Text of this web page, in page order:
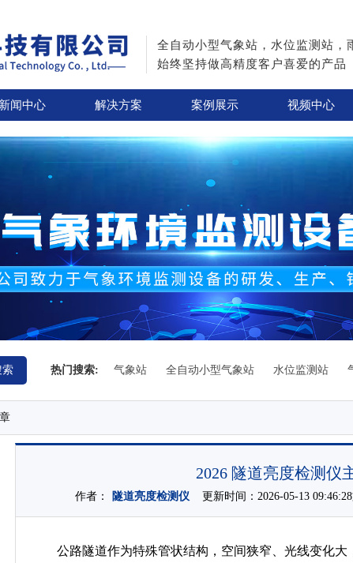
全自动小型气象站，水位监测站，
始终坚持做高精度客户喜爱的产品
新闻中心 解决方案 案例展示 视频中心
热门搜索: 气象站 全自动小型气象站 水位监测站
2026 隧道亮度检测仪
作者： 隧道亮度检测仪更新时间：2026-05-13 09:46:28
公路隧道作为特殊管状结构，空间狭窄、光线变化大